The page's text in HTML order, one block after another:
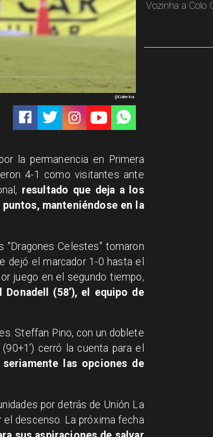
@Cobreloa
Vozinha a Colo
la permanencia en Primera
4-1 como visitantes ante
resultado que deja a los
manteniéndose en la
"Dragones Celestes" tomaron
dejó el marcador 1-0 hasta el
juego en el segundo tiempo,
(58’), el equipo de
Steffan Pino, con un doblete
cerró la cuenta para el
las opciones de
por detrás de Unión La
el descenso. La próxima fecha